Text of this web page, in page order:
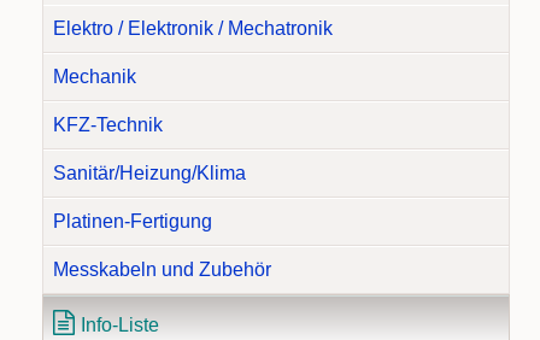
Elektro / Elektronik / Mechatronik
Mechanik
KFZ-Technik
Sanitär/Heizung/Klima
Platinen-Fertigung
Messkabeln und Zubehör
Info-Liste